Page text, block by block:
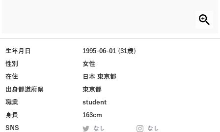
生年月日
1995-06-01 (31歳)
性別
女性
在住
日本 東京都
出身都道府県
東京都
職業
student
身長
163cm
SNS
なし
なし